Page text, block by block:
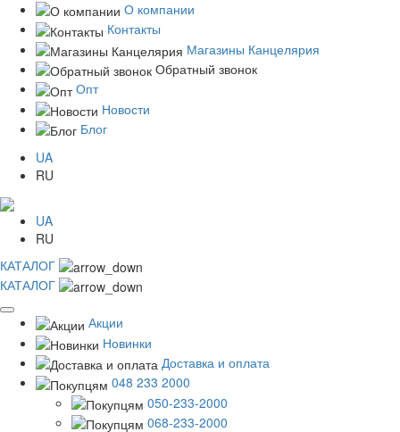
О компании
Контакты
Магазины Канцелярия
Обратный звонок
Опт
Новости
Блог
UA
RU
UA
RU
КАТАЛОГ
КАТАЛОГ
Акции
Новинки
Доставка и оплата
048 233 2000
050-233-2000
068-233-2000